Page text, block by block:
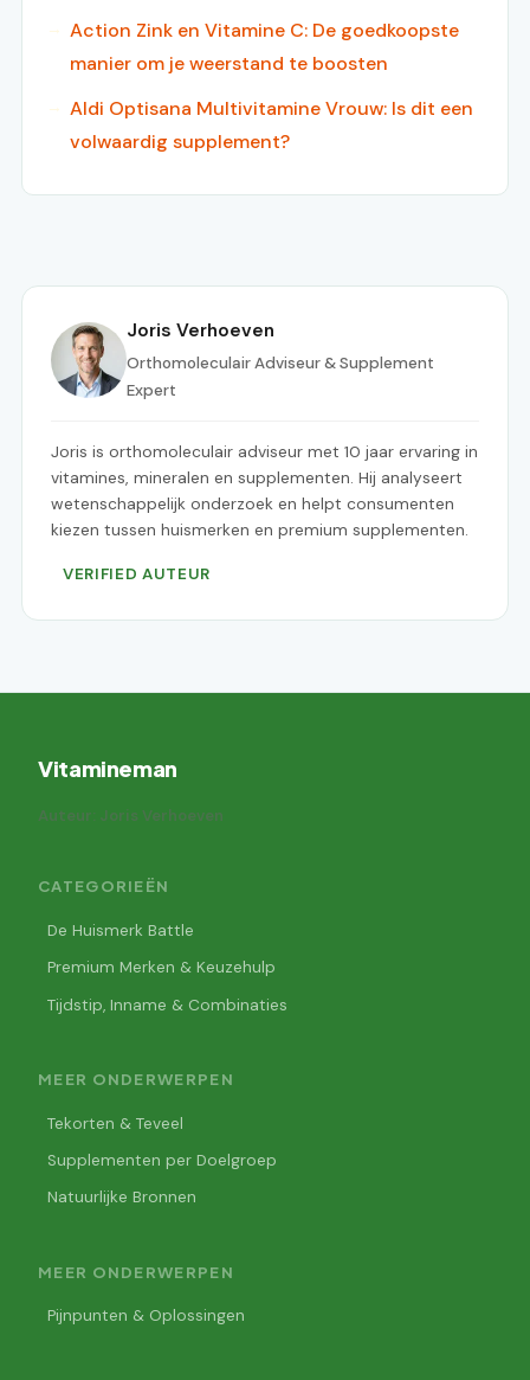
Action Zink en Vitamine C: De goedkoopste
manier om je weerstand te boosten
Aldi Optisana Multivitamine Vrouw: Is dit een
volwaardig supplement?
Joris Verhoeven
Orthomoleculair Adviseur & Supplement
Expert
Joris is orthomoleculair adviseur met 10 jaar ervaring in
vitamines, mineralen en supplementen. Hij analyseert
wetenschappelijk onderzoek en helpt consumenten
kiezen tussen huismerken en premium supplementen.
VERIFIED AUTEUR
Vitamineman
Auteur: Joris Verhoeven
CATEGORIEËN
De Huismerk Battle
Premium Merken & Keuzehulp
Tijdstip, Inname & Combinaties
MEER ONDERWERPEN
Tekorten & Teveel
Supplementen per Doelgroep
Natuurlijke Bronnen
MEER ONDERWERPEN
Pijnpunten & Oplossingen